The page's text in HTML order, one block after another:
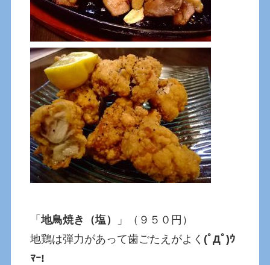
「地鳥焼き（塩）
」（９５０円）
地鶏は弾力があって歯ごたえがよく (ﾟДﾟ)ｳ
ﾏｰ!